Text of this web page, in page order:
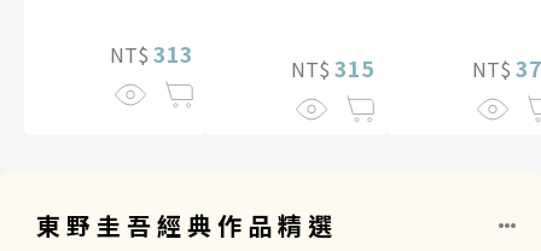
NT$ 313 NT$ 315 NT$
東野圭吾經典作品精選